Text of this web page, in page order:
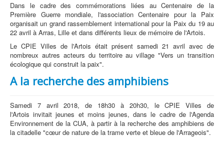
Dans le cadre des commémorations liées au Centenaire de la
Première Guerre mondiale, l'association Centenaire pour la Paix
organisait un grand rassemblement international pour la Paix du 19 au
22 avril à Arras, Lille et dans différents lieux de mémoire de l'Artois.
Le CPIE Villes de l'Artois était présent samedi 21 avril avec de
nombreux autres acteurs du territoire au village "Vers un transition
écologique qui construit la paix".
A la recherche des amphibiens
Samedi 7 avril 2018, de 18h30 à 20h30, le CPIE Villes de
l'Artois invitait jeunes et moins jeunes, dans le cadre de l'Agenda
Environnement de la CUA, à partir à la recherche des amphibiens de
la citadelle "cœur de nature de la trame verte et bleue de l'Arrageois".